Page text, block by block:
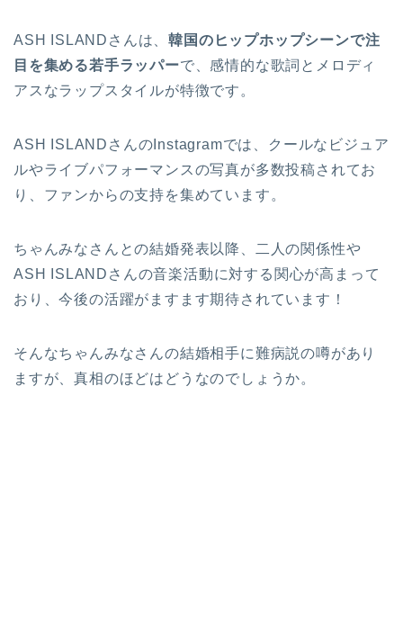
ASH ISLANDさんは、韓国のヒップホップシーンで注
目を集める若手ラッパーで、感情的な歌詞とメロディ
アスなラップスタイルが特徴です。
ASH ISLANDさんのInstagramでは、クールなビジュア
ルやライブパフォーマンスの写真が多数投稿されてお
り、ファンからの支持を集めています。
ちゃんみなさんとの結婚発表以降、二人の関係性や
ASH ISLANDさんの音楽活動に対する関心が高まって
おり、今後の活躍がますます期待されています！
そんなちゃんみなさんの結婚相手に難病説の噂があり
ますが、真相のほどはどうなのでしょうか。